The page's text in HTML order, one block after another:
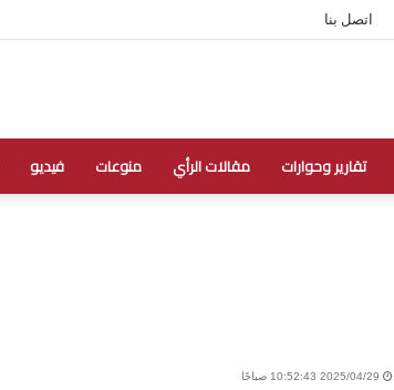
اتصل بنا
تقارير وحوارات مقالات الرأي منوعات فيديو
2025/04/29 10:52:43 صباحًا